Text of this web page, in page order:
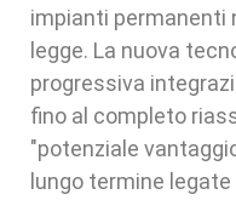
impianti permanenti
legge. La nuova
progressiva
fino al completo
"potenziale
lungo termine